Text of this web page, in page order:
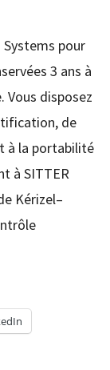
pour
3 ans à
Vous disposez
de
à la portabilité
à SITTER
Kérizel–